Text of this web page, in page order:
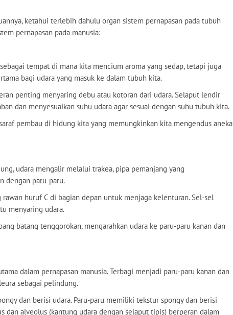
ketahui terlebih dahulu organ sistem pernapasan pada tubuh
pernapasan pada manusia:
tempat di mana kita mencium aroma yang sedap, tetapi juga
bagi udara yang masuk ke dalam tubuh kita.
penting menyaring debu atau kotoran dari udara. Selaput lendir
dan menyesuaikan suhu udara agar sesuai dengan suhu tubuh kita.
pembau di hidung kita yang memungkinkan kita mengendus aneka
udara mengalir melalui trakea, pipa pemanjang yang
dengan paru-paru.
huruf C di bagian depan untuk menjaga kelenturan. Sel-sel
menyaring udara.
batang tenggorokan, mengarahkan udara ke paru-paru kanan dan
dalam pernapasan manusia. Terbagi menjadi paru-paru kanan dan
sebagai pelindung.
dan berisi udara. Paru-paru memiliki tekstur spongy dan berisi
dan alveolus (kantung udara dengan selaput tipis) berperan dalam